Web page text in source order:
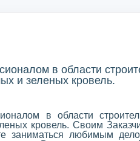
в области
и зеленых кровель.
в области
кровель. Своим
заниматься любимым